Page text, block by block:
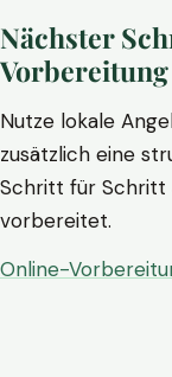
Nächster
Nutze lokale
zusätzlich eine
Schritt für Schritt
vorbereitet.
Online-